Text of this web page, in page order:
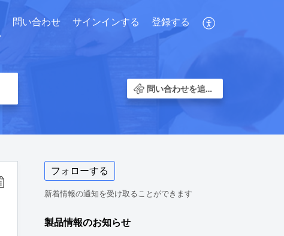
問い合わせ サインインする 登録する
問い合わせを追加する
フォローする
新着情報の通知を受け取ることができます
製品情報のお知らせ